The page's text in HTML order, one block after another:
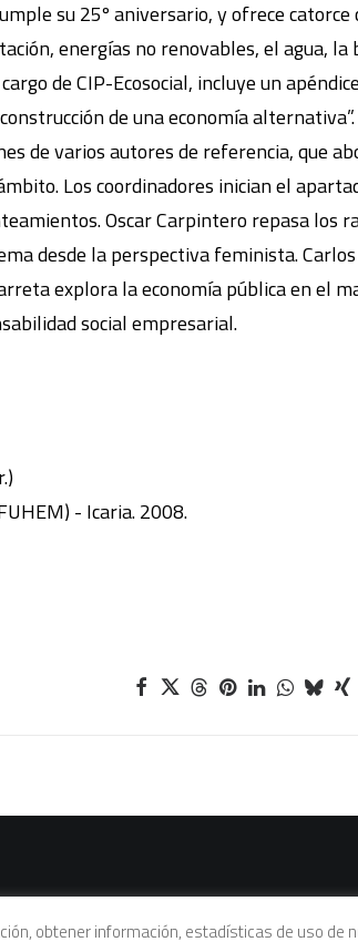
su 25º aniversario, y ofrece
energías no renovables, el agua,
de CIP-Ecosocial, incluye un
de una economía
de varios autores de referencia, que
Los coordinadores inician el
Oscar Carpintero repasa los
desde la perspectiva feminista.
explora la economía pública en el
social empresarial.
- Icaria. 2008.
|Política de cookies|Condiciones legales de
obtener información, estadísticas de uso